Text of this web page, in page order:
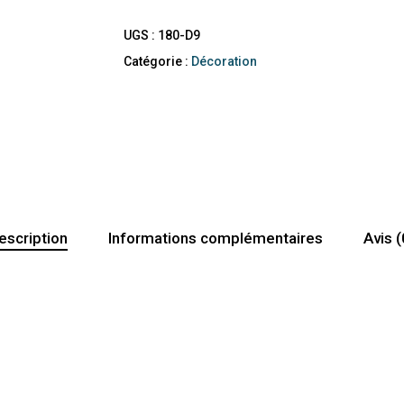
UGS : 180-D9
Catégorie : Décoration
Informations complémentaires Avis